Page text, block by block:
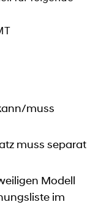
muss
muss separat
Modell
im